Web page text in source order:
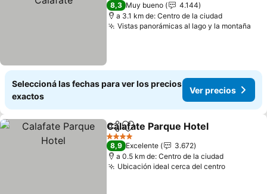
8,3 Muy bueno
4.144
a 3.1 km de: Centro de la ciudad
Vistas panorámicas al lago y la montaña
Seleccioná las fechas para ver los precios
exactos
Ver precios
CompartirAñadir a favoritos
Calafate Parque Hotel
4 Estrellas
8,9 Excelente
3.672
a 0.5 km de: Centro de la ciudad
Ubicación ideal cerca del centro